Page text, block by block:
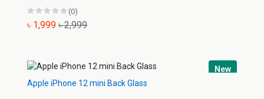
(0)
৳ 1,999 ৳ 2,999
New
Apple iPhone 12 mini Back Glass